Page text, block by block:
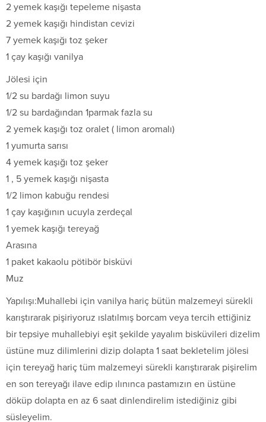
2 yemek kaşığı tepeleme nişasta
2 yemek kaşığı hindistan cevizi
7 yemek kaşığı toz şeker
1 çay kaşığı vanilya
Jölesi için
1/2 su bardağı limon suyu
1/2 su bardağından 1parmak fazla su
2 yemek kaşığı toz oralet ( limon aromalı)
1 yumurta sarısı
4 yemek kaşığı toz şeker
1 , 5 yemek kaşığı nişasta
1/2 limon kabuğu rendesi
1 çay kaşığının ucuyla zerdeçal
1 yemek kaşığı tereyağ
Arasına
1 paket kakaolu pötibör bisküvi
Muz
Yapılışı:Muhallebi için vanilya hariç bütün malzemeyi sürekli
karıştırarak pişiriyoruz ıslatılmış borcam veya tercih ettiğiniz
bir tepsiye muhallebiyi eşit şekilde yayalım bisküvileri dizelim
üstüne muz dilimlerini dizip dolapta 1 saat bekletelim jölesi
için tereyağ hariç tüm malzemeyi sürekli karıştırarak pişirelim
en son tereyağı ilave edip ılınınca pastamızın en üstüne
döküp dolapta en az 6 saat dinlendirelim istediğiniz gibi
süsleyelim.